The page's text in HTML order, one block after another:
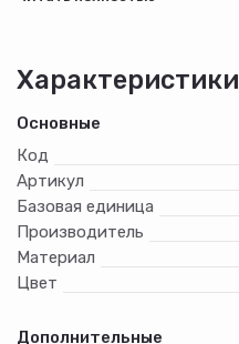
Характеристики
Основные
Код
Артикул
Базовая единица
Производитель
Материал
Цвет
Дополнительные